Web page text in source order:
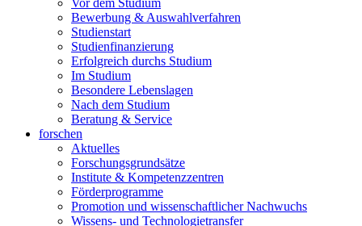
Vor dem Studium
Bewerbung & Auswahlverfahren
Studienstart
Studienfinanzierung
Erfolgreich durchs Studium
Im Studium
Besondere Lebenslagen
Nach dem Studium
Beratung & Service
forschen
Aktuelles
Forschungsgrundsätze
Institute & Kompetenzzentren
Förderprogramme
Promotion und wissenschaftlicher Nachwuchs
Wissens- und Technologietransfer